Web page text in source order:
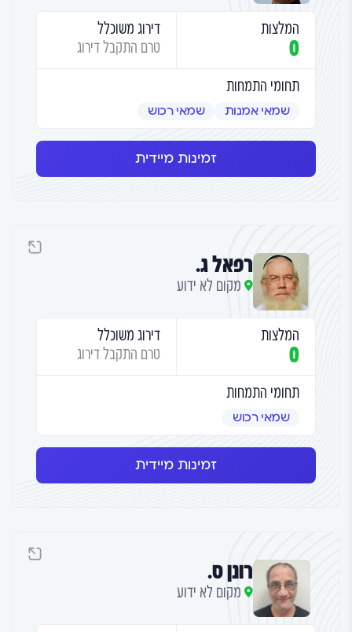
המלצות
0
דירוג משוכלל
טרם התקבל דירוג
תחומי התמחות
שמאי אמנות שמאי רכוש
זמינות מיידית
רפאל ג.
מקום לא ידוע
המלצות
0
דירוג משוכלל
טרם התקבל דירוג
תחומי התמחות
שמאי רכוש
זמינות מיידית
רונן ס.
מקום לא ידוע